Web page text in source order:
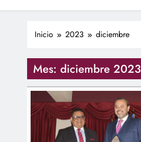
Inicio 2023 diciembre
Mes: diciembre 2023